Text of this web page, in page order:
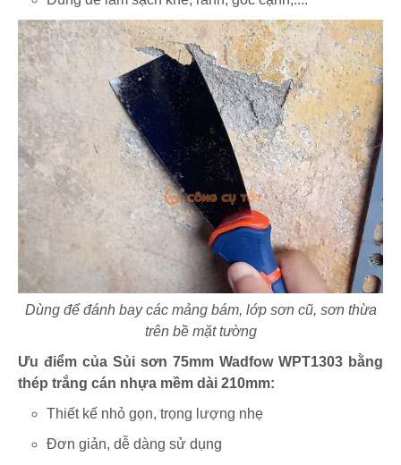
Dùng để đánh bay các mảng bám, lớp sơn cũ, sơn thừa
trên bề mặt tường
Ưu điểm của Sủi sơn 75mm Wadfow WPT1303 bằng
thép trắng cán nhựa mềm dài 210mm:
Thiết kế nhỏ gọn, trọng lượng nhẹ
Đơn giản, dễ dàng sử dụng